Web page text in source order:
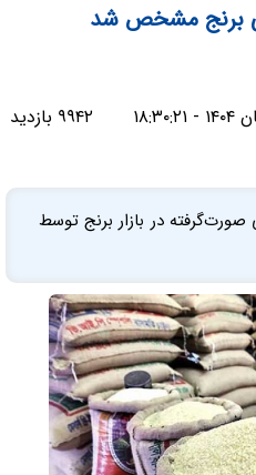
برنج مشخص شد
۹۹۴۲ بازدید
در بازار برنج توسط